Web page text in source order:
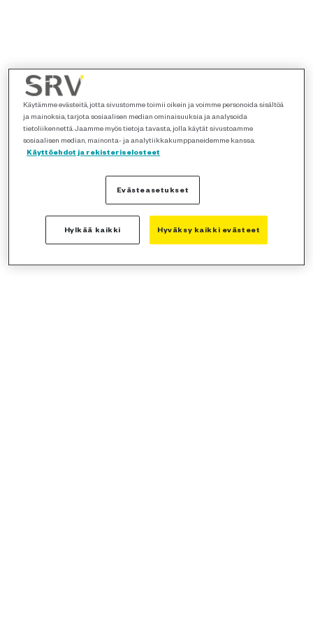
Käytämme evästeitä, jotta sivustomme toimii oikein ja voimme personoida sisältöä
ja mainoksia, tarjota sosiaalisen median ominaisuuksia ja analysoida
tietoliikennettä. Jaamme myös tietoja tavasta, jolla käytät sivustoamme
sosiaalisen median, mainonta- ja analytiikkakumppaneidemme kanssa.
Käyttöehdot ja rekisteriselosteet
Evästeasetukset
Hylkää kaikki Hyväksy kaikki evästeet